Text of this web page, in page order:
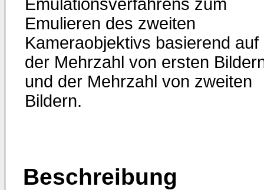
Emulationsverfahrens zum
Emulieren des zweiten
Kameraobjektivs basierend auf
der Mehrzahl von ersten
und der Mehrzahl von zweiten
Bildern.
Beschreibung